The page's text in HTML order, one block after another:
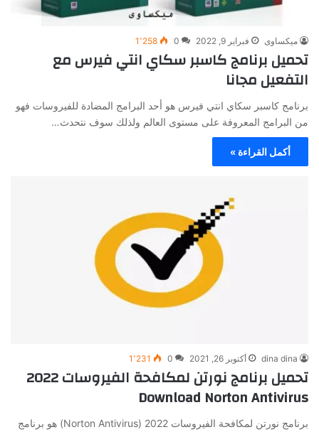
ميكساوى فبراير 9, 2022 0 1٬258
تحميل برنامج كاسبر سكاي انتي فيرس مع
التفعيل مجانا
برنامج كاسبر سكاي انتي فيرس هو أحد البرامج المضادة للفيروسات فهو
من البرامج المعروفة على مستوى العالم ولذلك سوف نتحدث…
أكمل القراءة »
dina dina أكتوبر 26, 2021 0 1٬231
تحميل برنامج نورتن لمكافحة الفيروسات 2022
Download Norton Antivirus
برنامج نورتن لمكافحة الفيروسات 2022 (Norton Antivirus) هو برنامج